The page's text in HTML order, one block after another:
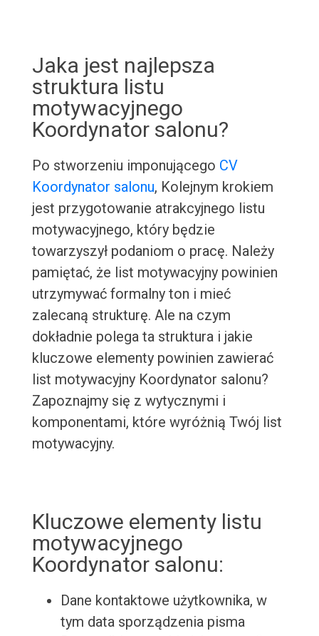
Jaka jest najlepsza
struktura listu
motywacyjnego
Koordynator salonu?
Po stworzeniu imponującego CV
Koordynator salonu, Kolejnym krokiem
jest przygotowanie atrakcyjnego listu
motywacyjnego, który będzie
towarzyszył podaniom o pracę. Należy
pamiętać, że list motywacyjny powinien
utrzymywać formalny ton i mieć
zalecaną strukturę. Ale na czym
dokładnie polega ta struktura i jakie
kluczowe elementy powinien zawierać
list motywacyjny Koordynator salonu?
Zapoznajmy się z wytycznymi i
komponentami, które wyróżnią Twój list
motywacyjny.
Kluczowe elementy listu
motywacyjnego
Koordynator salonu:
Dane kontaktowe użytkownika, w
tym data sporządzenia pisma